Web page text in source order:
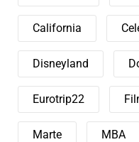
California
Disneyland
Eurotrip22
Marte MBA